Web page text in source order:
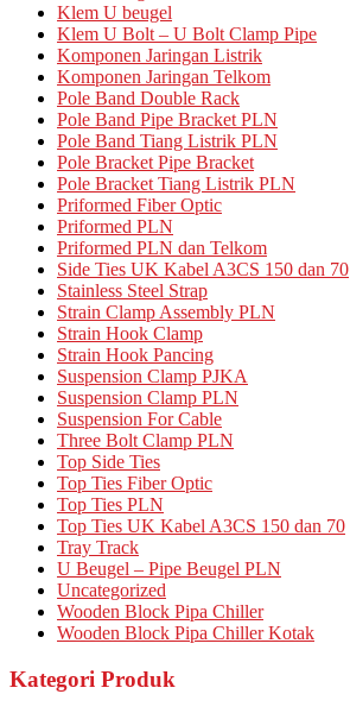
Klem U beugel
Klem U Bolt – U Bolt Clamp Pipe
Komponen Jaringan Listrik
Komponen Jaringan Telkom
Pole Band Double Rack
Pole Band Pipe Bracket PLN
Pole Band Tiang Listrik PLN
Pole Bracket Pipe Bracket
Pole Bracket Tiang Listrik PLN
Priformed Fiber Optic
Priformed PLN
Priformed PLN dan Telkom
Side Ties UK Kabel A3CS 150 dan 70
Stainless Steel Strap
Strain Clamp Assembly PLN
Strain Hook Clamp
Strain Hook Pancing
Suspension Clamp PJKA
Suspension Clamp PLN
Suspension For Cable
Three Bolt Clamp PLN
Top Side Ties
Top Ties Fiber Optic
Top Ties PLN
Top Ties UK Kabel A3CS 150 dan 70
Tray Track
U Beugel – Pipe Beugel PLN
Uncategorized
Wooden Block Pipa Chiller
Wooden Block Pipa Chiller Kotak
Kategori Produk